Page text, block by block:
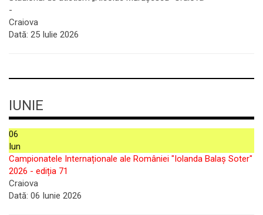
-
Craiova
Dată: 25 Iulie 2026
IUNIE
06
Iun
Campionatele Internaționale ale României "Iolanda Balaș Soter"
2026 - ediția 71
Craiova
Dată: 06 Iunie 2026